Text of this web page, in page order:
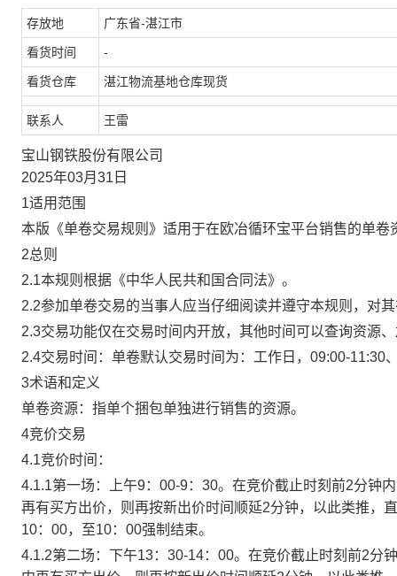
存放地 广东省-湛江市
看货时间 -
看货仓库 湛江物流基地仓库现货
联系人 王雷
宝山钢铁股份有限公司
2025年03月31日
1适用范围
本版《单卷交易规则》适用于在欧冶循环宝平台销售的单卷
2总则
2.1本规则根据《中华人民共和国合同法》。
2.2参加单卷交易的当事人应当仔细阅读并遵守本规则，对
2.3交易功能仅在交易时间内开放，其他时间可以查询资源
2.4交易时间：单卷默认交易时间为：工作日，09:00-11:30
3术语和定义
单卷资源：指单个捆包单独进行销售的资源。
4竞价交易
4.1竞价时间：
4.1.1第一场：上午9：00-9：30。在竞价截止时刻前2分钟
再有买方出价，则再按新出价时间顺延2分钟，以此类推，
10：00，至10：00强制结束。
4.1.2第二场：下午13：30-14：00。在竞价截止时刻前2分